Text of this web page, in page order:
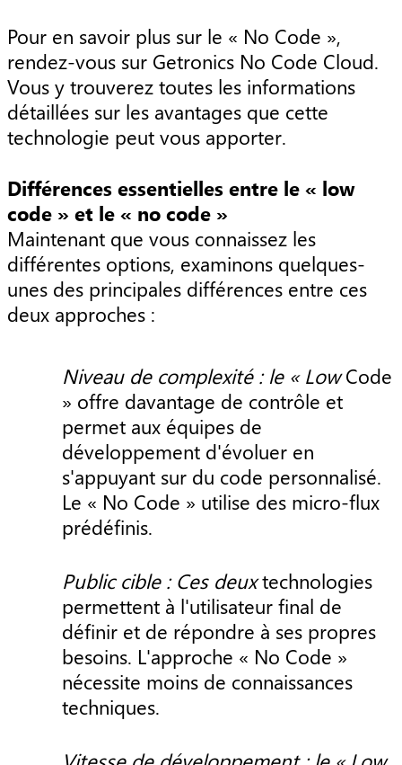
Pour en savoir plus sur le « No Code »,
rendez-vous sur Getronics No Code Cloud.
Vous y trouverez toutes les informations
détaillées sur les avantages que cette
technologie peut vous apporter.
Différences essentielles entre le « low
code » et le « no code »
Maintenant que vous connaissez les
différentes options, examinons quelques-
unes des principales différences entre ces
deux approches :
Niveau de complexité : le « LowCode
» offre davantage de contrôle et
permet aux équipes de
développement d'évoluer en
s'appuyant sur du code personnalisé.
Le « No Code » utilise des micro-flux
prédéfinis.
Public cible : Ces deuxtechnologies
permettent à l'utilisateur final de
définir et de répondre à ses propres
besoins. L'approche « No Code »
nécessite moins de connaissances
techniques.